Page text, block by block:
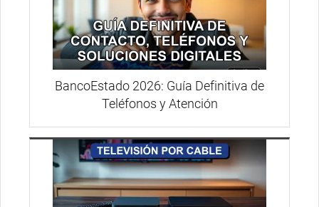
BancoEstado 2026: Guía Definitiva de
Teléfonos y Atención